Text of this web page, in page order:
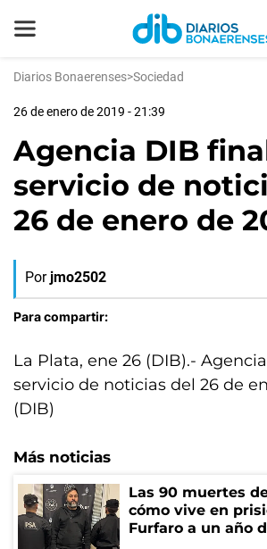
Diarios Bonaerenses>Sociedad
26 de enero de 2019 - 21:39
Agencia DIB
servicio de
26 de enero de
Por jmo2502
Para compartir:
La Plata, ene 26 (DIB).-
servicio de noticias del 26 de
(DIB)
Más noticias
Las 90 muertes
cómo vive en
Furfaro a un año